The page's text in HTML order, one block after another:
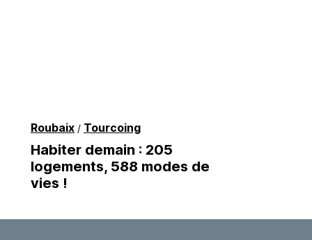
Roubaix / Tourcoing
Habiter demain : 205
logements, 588 modes de
vies !